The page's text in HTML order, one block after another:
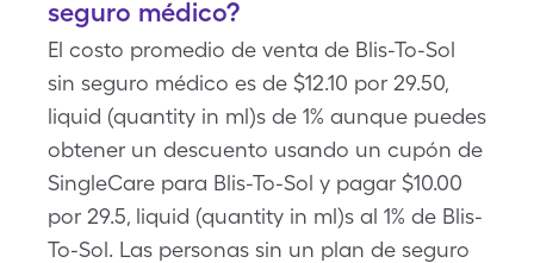
seguro médico?
El costo promedio de venta de Blis-To-Sol
sin seguro médico es de $12.10 por 29.50,
liquid (quantity in ml)s de 1% aunque puedes
obtener un descuento usando un cupón de
SingleCare para Blis-To-Sol y pagar $10.00
por 29.5, liquid (quantity in ml)s al 1% de Blis-
To-Sol. Las personas sin un plan de seguro